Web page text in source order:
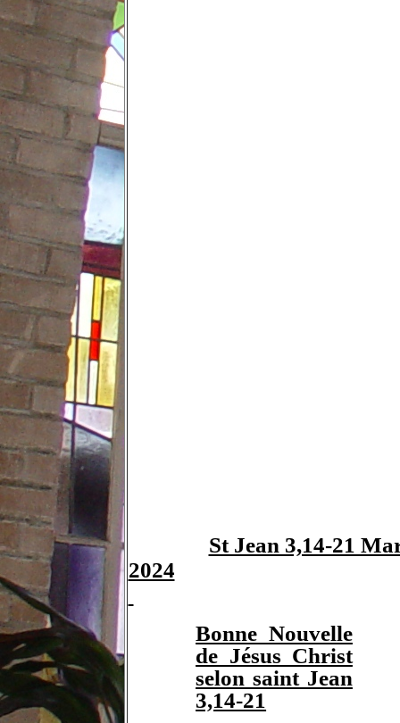
St Jean 3,14-21
2024
Bonne Nouvelle
de Jésus Christ
selon saint Jean
3,14-21